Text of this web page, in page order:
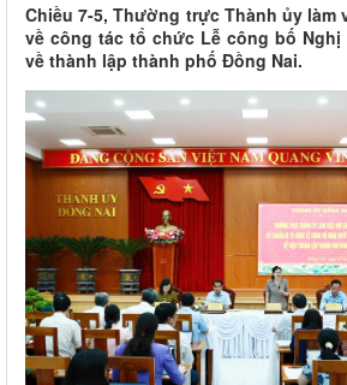
Chiều 7-5, Thường trực Thành ủy làm
về công tác tổ chức Lễ công bố Nghị
về thành lập thành phố Đồng Nai.